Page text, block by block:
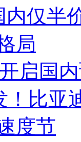
内仅半
局
启国
！比亚
度节